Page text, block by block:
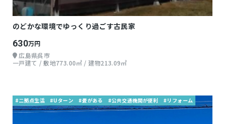
のどかな環境でゆっくり過ごす古民家
630万円
広島県呉市
一戸建て / 敷地773.00㎡ / 建物213.09㎡
#二拠点生活 #Uターン #畳がある #公共交通機関が便利 #リフォーム